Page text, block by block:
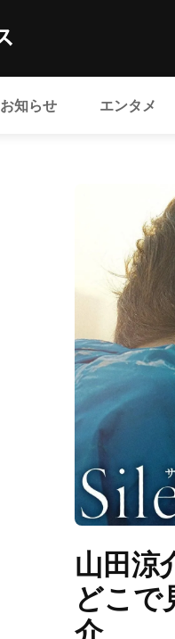
お知らせ エンタメ
山田涼
どこで
介